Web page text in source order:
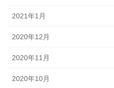
2021年1月
2020年12月
2020年11月
2020年10月